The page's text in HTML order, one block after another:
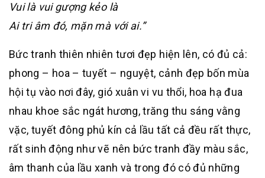
Vui là vui gượng kẻo là
Ai tri âm đó, mặn mà với ai.”
Bức tranh thiên nhiên tươi đẹp hiện lên, có đủ cả:
phong – hoa – tuyết – nguyệt, cảnh đẹp bốn mùa
hội tụ vào nơi đây, gió xuân vi vu thổi, hoa hạ đua
nhau khoe sắc ngát hương, trăng thu sáng vằng
vặc, tuyết đông phủ kín cả lầu tất cả đều rất thực,
rất sinh động như vẽ nên bức tranh đầy màu sắc,
âm thanh của lầu xanh và trong đó có đủ những